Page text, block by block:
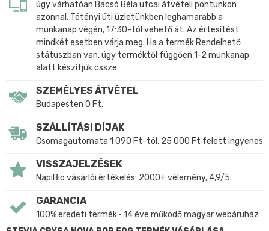
úgy várhatóan Bacsó Béla utcai átvételi pontunkon
azonnal, Tétényi úti üzletünkben leghamarabb a
munkanap végén, 17:30-tól vehető át. Az értesítést
mindkét esetben várja meg. Ha a termék Rendelhető
státuszban van, úgy terméktől függően 1-2 munkanap
alatt készítjük össze
SZEMÉLYES ÁTVÉTEL
Budapesten 0 Ft.
SZÁLLÍTÁSI DÍJAK
Csomagautomata 1 090 Ft-tól, 25 000 Ft felett ingyenes
VISSZAJELZÉSEK
NapiBio vásárlói értékelés: 2000+ vélemény, 4,9/5.
GARANCIA
100% eredeti termék • 14 éve működő magyar webáruház